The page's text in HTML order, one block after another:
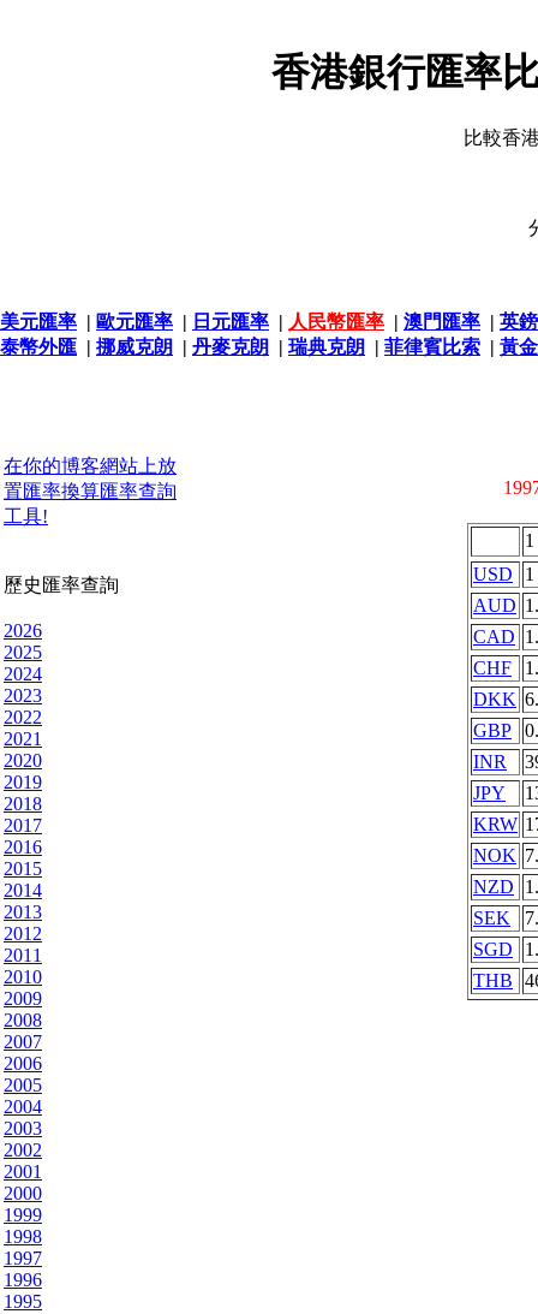
香港銀行匯率
比較香
美元匯率 | 歐元匯率 | 日元匯率 | 人民幣匯率 | 澳門匯率 | 英
泰幣外匯 | 挪威克朗 | 丹麥克朗 | 瑞典克朗 | 菲律賓比索 | 黃
在你的博客網站上放
置匯率換算匯率查詢
工具!
歷史匯率查詢
2026
2025
2024
2023
2022
2021
2020
2019
2018
2017
2016
2015
2014
2013
2012
2011
2010
2009
2008
2007
2006
2005
2004
2003
2002
2001
2000
1999
1998
1997
1996
1995
1
USD
1
AUD
CAD
CHF
DKK
GBP
INR
JPY
KRW
NOK
NZD
SEK
SGD
THB